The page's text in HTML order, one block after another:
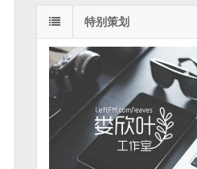
特别策划